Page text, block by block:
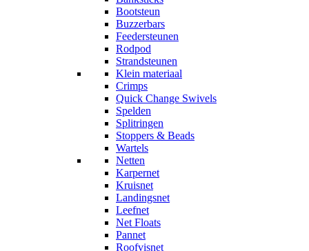
Bootsteun
Buzzerbars
Feedersteunen
Rodpod
Strandsteunen
Klein materiaal
Crimps
Quick Change Swivels
Spelden
Splitringen
Stoppers & Beads
Wartels
Netten
Karpernet
Kruisnet
Landingsnet
Leefnet
Net Floats
Pannet
Roofvisnet